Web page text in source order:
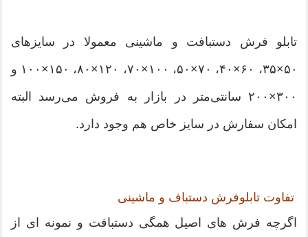
تابلو فرش دستبافت و ماشینی معمولا در سایزهای
۵۰×۳۵، ۶۰×۴۰، ۷۰×۵۰، ۱۰۰×۷۰، ۱۲۰×۸۰، ۱۵۰×۱۰۰ و
۳۰۰×۲۰۰ سانتی‌متر در بازار به فروش می‌رسد البته
امکان سفارش در سایز خاص هم وجود دارد.
تفاوت تابلوفرش دستباف و ماشینی
اگرچه فرش های اصیل همگی دستبافت و نمونه ای از